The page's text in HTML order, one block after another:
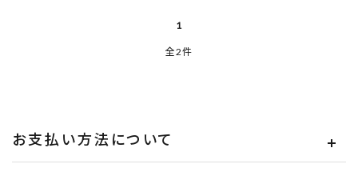
1
全2件
キーワード
お支払い方法について